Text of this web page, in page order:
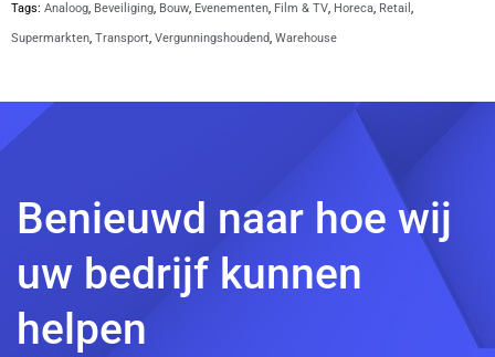
Tags: Analoog, Beveiliging, Bouw, Evenementen, Film & TV, Horeca, Retail ,
Supermarkten, Transport, Vergunningshoudend, Warehouse
Benieuwd naar hoe wij
uw bedrijf kunnen
helpen